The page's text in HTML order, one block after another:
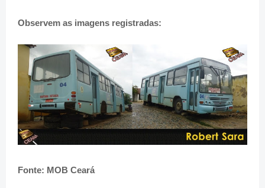
Observem as imagens registradas:
Fonte: MOB Ceará